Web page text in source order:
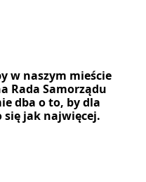
w naszym mieście
Rada Samorządu
dba o to, by dla
się jak najwięcej.